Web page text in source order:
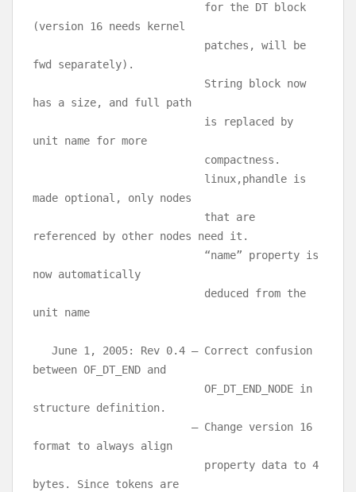
for the DT block
(version 16 needs kernel
patches, will be
fwd separately).
String block now
has a size, and full path
is replaced by
unit name for more
compactness.
linux,phandle is
made optional, only nodes
that are
referenced by other nodes need it.
“name” property is
now automatically
deduced from the
unit name
June 1, 2005: Rev 0.4 – Correct confusion
between OF_DT_END and
OF_DT_END_NODE in
structure definition.
– Change version 16
format to always align
property data to 4
bytes. Since tokens are